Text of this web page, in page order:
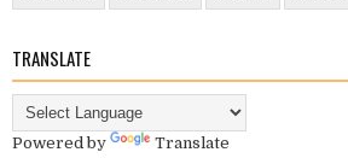
TRANSLATE
Powered by Translate